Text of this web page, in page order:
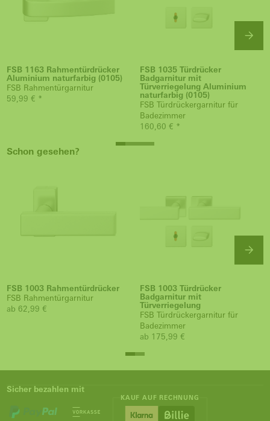
FSB 1163 Rahmentürdrücker
Aluminium naturfarbig (0105)
FSB Rahmentürgarnitur
59,99 € *
FSB 1035 Türdrücker
Badgarnitur mit
Türverriegelung Aluminium
naturfarbig (0105)
FSB Türdrückergarnitur für
Badezimmer
160,60 € *
Schon gesehen?
FSB 1003 Rahmentürdrücker
FSB Rahmentürgarnitur
ab 62,99 €
FSB 1003 Türdrücker
Badgarnitur mit
Türverriegelung
FSB Türdrückergarnitur für
Badezimmer
ab 175,99 €
Sicher bezahlen mit
KAUF AUF RECHNUNG